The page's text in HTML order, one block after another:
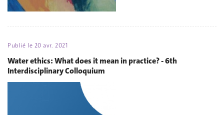
Publié le 20 avr. 2021
Water ethics: What does it mean in practice? - 6th
Interdisciplinary Colloquium